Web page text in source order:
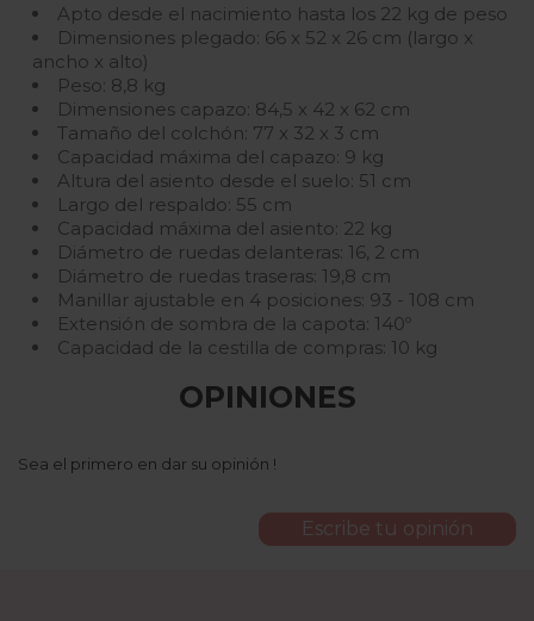
Apto desde el nacimiento hasta los 22 kg de peso
Dimensiones plegado: 66 x 52 x 26 cm (largo x
ancho x alto)
Peso: 8,8 kg
Dimensiones capazo: 84,5 x 42 x 62 cm
Tamaño del colchón: 77 x 32 x 3 cm
Capacidad máxima del capazo: 9 kg
Altura del asiento desde el suelo: 51 cm
Largo del respaldo: 55 cm
Capacidad máxima del asiento: 22 kg
Diámetro de ruedas delanteras: 16, 2 cm
Diámetro de ruedas traseras: 19,8 cm
Manillar ajustable en 4 posiciones: 93 - 108 cm
Extensión de sombra de la capota: 140º
Capacidad de la cestilla de compras: 10 kg
OPINIONES
Sea el primero en dar su opinión !
Escribe tu opinión